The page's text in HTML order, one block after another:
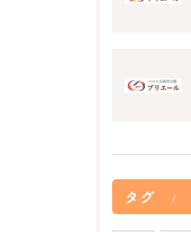
タグ